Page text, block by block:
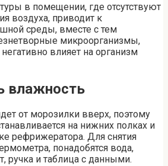
в помещении, где отсутствуют
воздуха, приводит к
среды, вместе с тем
микроорганизмы,
влияет на организм
влажность
от морозилки вверх, поэтому
на нижних полках и
рефрижератора. Для снятия
понадобятся вода,
ручка и таблица с данными.